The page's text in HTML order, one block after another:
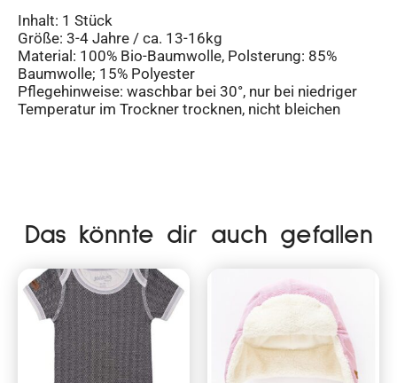
Inhalt: 1 Stück
Größe: 3-4 Jahre / ca. 13-16kg
Material: 100% Bio-Baumwolle, Polsterung: 85%
Baumwolle; 15% Polyester
Pflegehinweise: waschbar bei 30°, nur bei niedriger
Temperatur im Trockner trocknen, nicht bleichen
Das könnte dir auch gefallen